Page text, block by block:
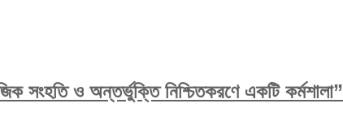
সংহতি ও অন্তর্ভুক্তি নিশ্চিতকরণে একটি কর্মশালা”